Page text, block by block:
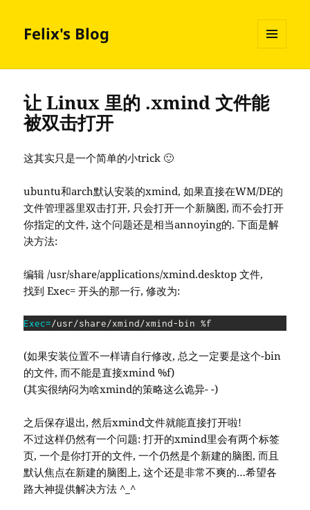
Felix's Blog
AND
让 Linux 里的 .xmind 文件能
被双击打开
这其实只是一个简单的小trick 🙂
ubuntu和arch默认安装的xmind, 如果直接在WM/DE的
文件管理器里双击打开, 只会打开一个新脑图, 而不会打开
你指定的文件, 这个问题还是相当annoying的. 下面是解
决方法:
编辑 /usr/share/applications/xmind.desktop 文件,
找到 Exec= 开头的那一行, 修改为:
Exec=
(如果安装位置不一样请自行修改, 总之一定要是这个-bin
的文件, 而不能是直接xmind %f)
(其实很纳闷为啥xmind的策略这么诡异- -)
之后保存退出, 然后xmind文件就能直接打开啦!
不过这样仍然有一个问题: 打开的xmind里会有两个标签
页, 一个是你打开的文件, 一个仍然是个新建的脑图, 而且
默认焦点在新建的脑图上, 这个还是非常不爽的…希望各
路大神提供解决方法 ^_^